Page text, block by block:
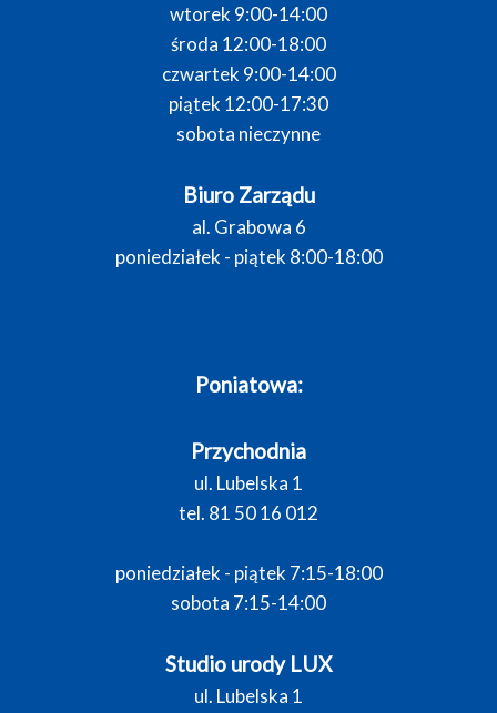
wtorek 9:00-14:00
środa 12:00-18:00
czwartek 9:00-14:00
piątek 12:00-17:30
sobota nieczynne
Biuro Zarządu
al. Grabowa 6
poniedziałek - piątek 8:00-18:00
Poniatowa:
Przychodnia
ul. Lubelska 1
tel. 81 50 16 012
poniedziałek - piątek 7:15-18:00
sobota 7:15-14:00
Studio urody LUX
ul. Lubelska 1